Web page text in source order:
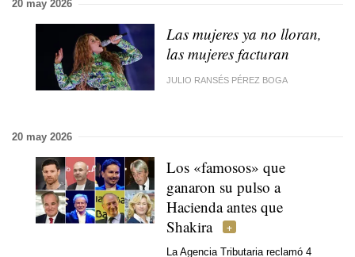
20 may 2026
Las mujeres ya no lloran,
las mujeres facturan
JULIO RANSÉS PÉREZ BOGA
20 may 2026
Los «famosos» que
ganaron su pulso a
Hacienda antes que
Shakira
La Agencia Tributaria reclamó 4